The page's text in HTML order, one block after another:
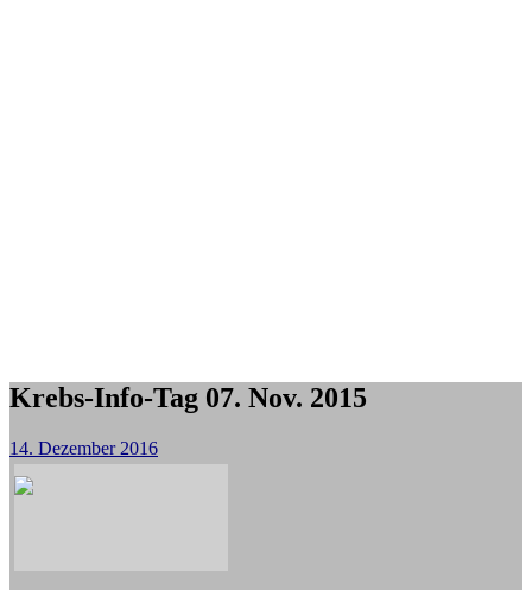
Krebs-Info-Tag 07. Nov. 2015
14. Dezember 2016